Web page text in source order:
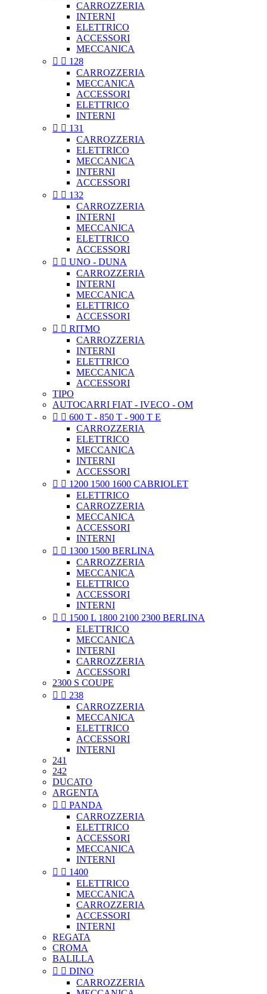
CARROZZERIA
INTERNI
ELETTRICO
ACCESSORI
MECCANICA
  128
CARROZZERIA
MECCANICA
ACCESSORI
ELETTRICO
INTERNI
  131
CARROZZERIA
ELETTRICO
MECCANICA
INTERNI
ACCESSORI
  132
CARROZZERIA
INTERNI
MECCANICA
ELETTRICO
ACCESSORI
  UNO - DUNA
CARROZZERIA
INTERNI
MECCANICA
ELETTRICO
ACCESSORI
  RITMO
CARROZZERIA
INTERNI
ELETTRICO
MECCANICA
ACCESSORI
TIPO
AUTOCARRI FIAT - IVECO - OM
  600 T - 850 T - 900 T E
CARROZZERIA
ELETTRICO
MECCANICA
INTERNI
ACCESSORI
  1200 1500 1600 CABRIOLET
ELETTRICO
CARROZZERIA
MECCANICA
ACCESSORI
INTERNI
  1300 1500 BERLINA
CARROZZERIA
MECCANICA
ELETTRICO
ACCESSORI
INTERNI
  1500 L 1800 2100 2300 BERLINA
ELETTRICO
MECCANICA
INTERNI
CARROZZERIA
ACCESSORI
2300 S COUPE
  238
CARROZZERIA
MECCANICA
ELETTRICO
ACCESSORI
INTERNI
241
242
DUCATO
ARGENTA
  PANDA
CARROZZERIA
ELETTRICO
ACCESSORI
MECCANICA
INTERNI
  1400
ELETTRICO
MECCANICA
CARROZZERIA
ACCESSORI
INTERNI
REGATA
CROMA
BALILLA
  DINO
CARROZZERIA